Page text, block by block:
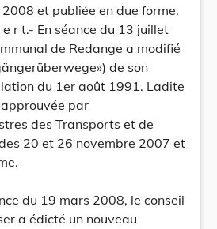
et publiée en due forme.
r t.- En séance du 13 juillet
de Redange a modifié
de son
du 1er août 1991. Ladite
par
des Transports et de
20 et 26 novembre 2007 et
du 19 mars 2008, le conseil
a édicté un nouveau